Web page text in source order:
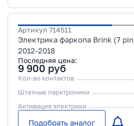
Артикул 714511
Электрика фаркопа Brink (7
2012-2018
Последняя цена:
9 900 руб
Кол-во контактов
Штатные парктроники
Активация электрики
Подобрать аналог